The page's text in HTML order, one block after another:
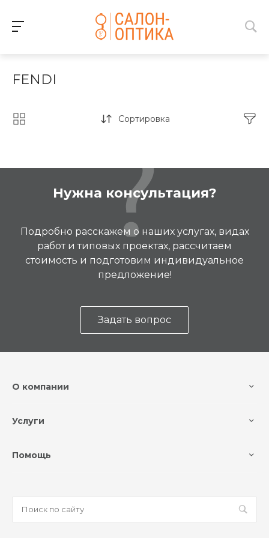
FENDI
Сортировка
Нужна консультация?
Подробно расскажем о наших услугах, видах
работ и типовых проектах, рассчитаем
стоимость и подготовим индивидуальное
предложение!
Задать вопрос
О компании
Услуги
Помощь